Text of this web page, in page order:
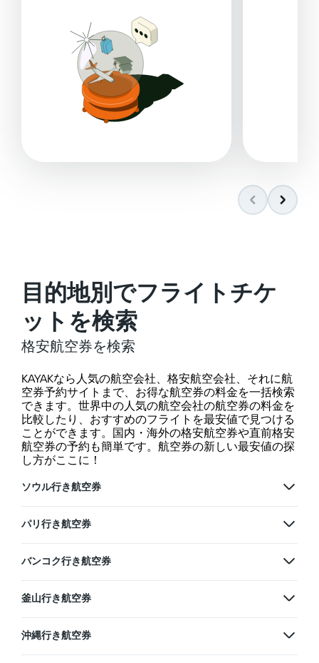
目的地別でフライトチケ
ットを検索
格安航空券を検索
KAYAKなら人気の航空会社、格安航空会社、それに航
空券予約サイトまで、お得な航空券の料金を一括検索
できます。世界中の人気の航空会社の航空券の料金を
比較したり、おすすめのフライトを最安値で見つける
ことができます。国内・海外の格安航空券や直前格安
航空券の予約も簡単です。航空券の新しい最安値の探
し方がここに！
ソウル行き航空券
パリ行き航空券
バンコク行き航空券
釜山行き航空券
沖縄行き航空券